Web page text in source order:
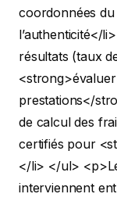
coordonnées
l’authenticité</li>
résultats (taux
prestations</
de calcul des
certifiés pour
</li> </ul>
interviennent